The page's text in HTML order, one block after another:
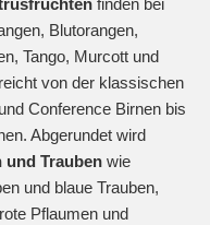
finden bei
Blutorangen,
Tango, Murcott und
reicht von der klassischen
Conference Birnen bis
Abgerundet wird
und Trauben wie
und blaue Trauben,
Pflaumen und